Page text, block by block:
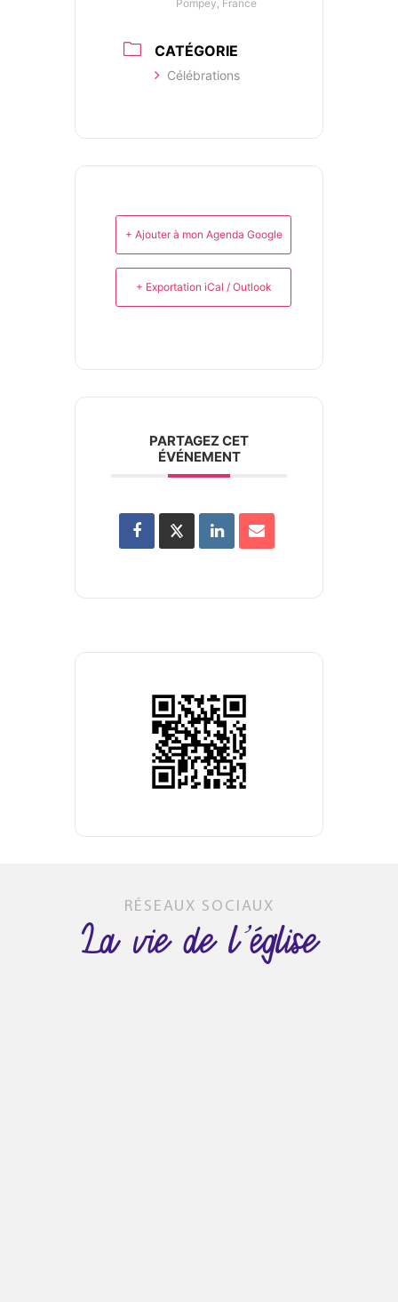
Pompey, France
CATÉGORIE
Célébrations
+ Ajouter à mon Agenda Google
+ Exportation iCal / Outlook
PARTAGEZ CET
ÉVÉNEMENT
RÉSEAUX SOCIAUX
La vie de l’église